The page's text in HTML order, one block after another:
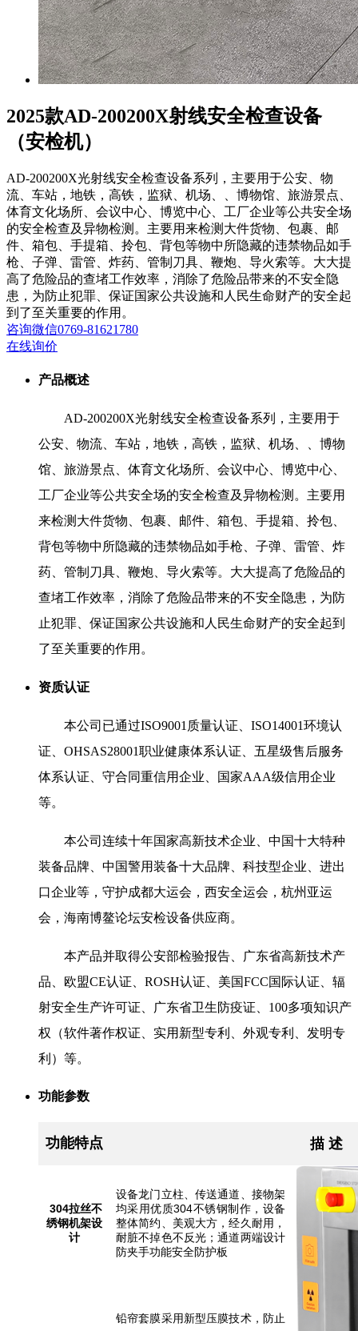
2025款AD-200200X射线安全检查设备
（安检机）
AD-200200X光射线安全检查设备系列，主要用于公安、物
流、车站，地铁，高铁，监狱、机场、、博物馆、旅游景点、
体育文化场所、会议中心、博览中心、工厂企业等公共安全场
的安全检查及异物检测。主要用来检测大件货物、包裹、邮
件、箱包、手提箱、拎包、背包等物中所隐藏的违禁物品如手
枪、子弹、雷管、炸药、管制刀具、鞭炮、导火索等。大大提
高了危险品的查堵工作效率，消除了危险品带来的不安全隐
患，为防止犯罪、保证国家公共设施和人民生命财产的安全起
到了至关重要的作用。
咨询微信0769-81621780
在线询价
产品概述
AD-200200X光射线安全检查设备系列，主要用于
公安、物流、车站，地铁，高铁，监狱、机场、、博物
馆、旅游景点、体育文化场所、会议中心、博览中心、
工厂企业等公共安全场的安全检查及异物检测。主要用
来检测大件货物、包裹、邮件、箱包、手提箱、拎包、
背包等物中所隐藏的违禁物品如手枪、子弹、雷管、炸
药、管制刀具、鞭炮、导火索等。大大提高了危险品的
查堵工作效率，消除了危险品带来的不安全隐患，为防
止犯罪、保证国家公共设施和人民生命财产的安全起到
了至关重要的作用。
资质认证
本公司已通过ISO9001质量认证、ISO14001环境认
证、OHSAS28001职业健康体系认证、五星级售后服务
体系认证、守合同重信用企业、国家AAA级信用企业
等。
本公司连续十年国家高新技术企业、中国十大特种
装备品牌、中国警用装备十大品牌、科技型企业、进出
口企业等，守护成都大运会，西安全运会，杭州亚运
会，海南博鳌论坛安检设备供应商。
本产品并取得公安部检验报告、广东省高新技术产
品、欧盟CE认证、ROSH认证、美国FCC国际认证、辐
射安全生产许可证、广东省卫生防疫证、100多项知识产
权（软件著作权证、实用新型专利、外观专利、发明专
利）等。
功能参数
功能特点 描 述
304拉丝不
绣钢机架设
计
设备龙门立柱、传送通道、接物架
均采用优质304不锈钢制作，设备
整体简约、美观大方，经久耐用，
耐脏不掉色不反光；通道两端设计
防夹手功能安全防护板
铅帘套膜采用新型压膜技术，防止